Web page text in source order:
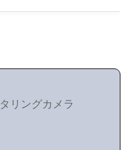
リングカメラ